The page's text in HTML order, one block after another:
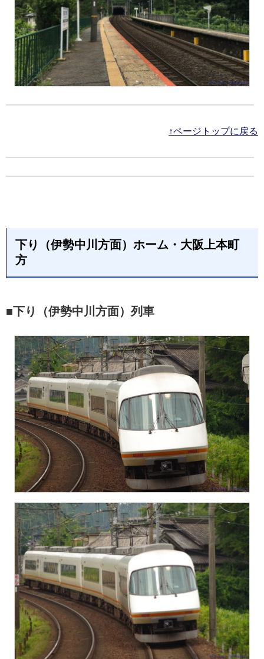
↑ページトップに戻る
下り（伊勢中川方面）ホーム・大阪上本町
方
■下り（伊勢中川方面）列車